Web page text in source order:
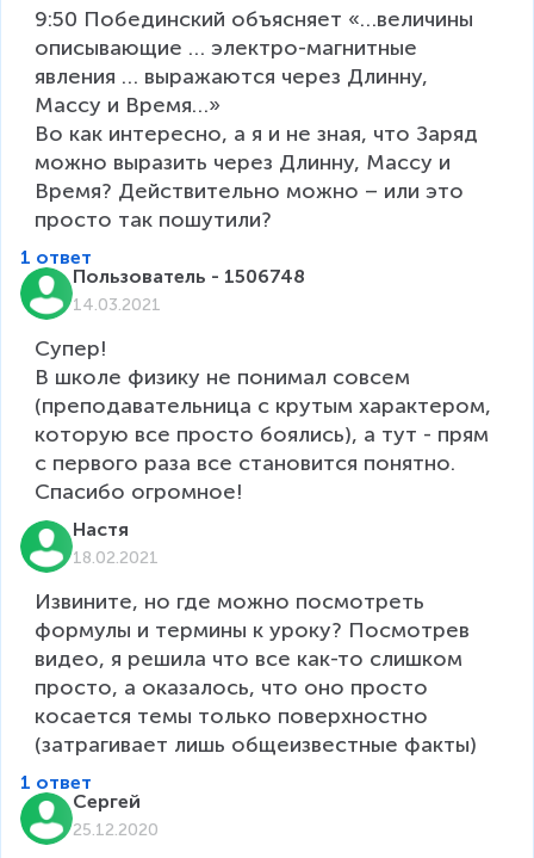
9:50 Побединский объясняет «…величины
описывающие … электро-магнитные
явления … выражаются через Длинну,
Массу и Время…»
Во как интересно, а я и не зная, что Заряд
можно выразить через Длинну, Массу и
Время? Действительно можно – или это
1 ответ
Пользователь - 1506748
14.03.2021
Супер!
В школе физику не понимал совсем
(преподавательница с крутым характером,
которую все просто боялись), а тут - прям
с первого раза все становится понятно.
Спасибо огромное!
Настя
18.02.2021
Извините, но где можно посмотреть
формулы и термины к уроку? Посмотрев
видео, я решила что все как-то слишком
просто, а оказалось, что оно просто
косается темы только поверхностно
(затрагивает лишь общеизвестные факты)
1 ответ
Сергей
25.12.2020